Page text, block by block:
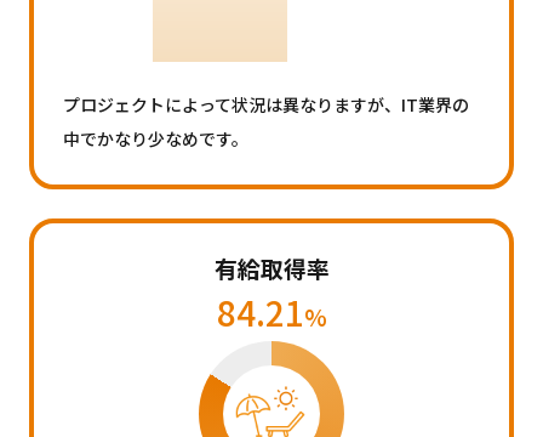
プロジェクトによって状況は異なりますが、IT業界の
中でかなり少なめです。
有給取得率
84.21%